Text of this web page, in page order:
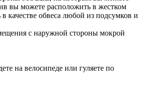
вы можете расположить в жестком
качестве обвеса любой из подсумков и
с наружной стороны мокрой
на велосипеде или гуляете по